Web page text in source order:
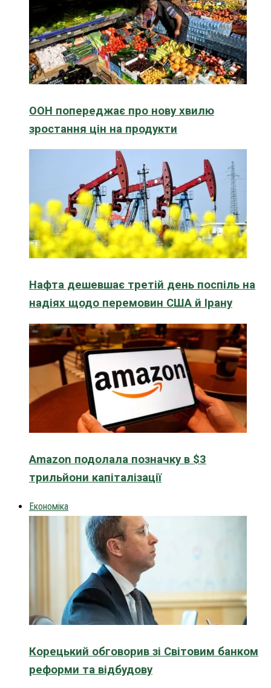
ООН попереджає про нову хвилю
зростання цін на продукти
Нафта дешевшає третій день поспіль на
надіях щодо перемовин США й Ірану
Amazon подолала позначку в $3
трильйони капіталізації
Економіка
Корецький обговорив зі Світовим банком
реформи та відбудову